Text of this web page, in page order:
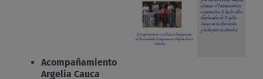
Acompañamiento
Argelia Cauca